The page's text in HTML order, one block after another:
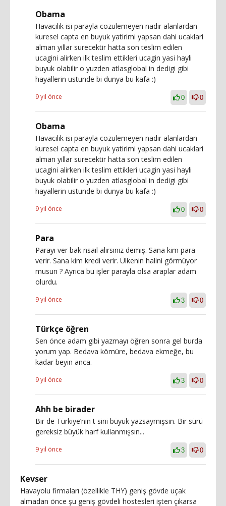
Obama
Havacilik isi parayla cozulemeyen nadir alanlardan
kuresel capta en buyuk yatirimi yapsan dahi ucaklari
alman yillar surecektir hatta son teslim edilen
ucagini alirken ilk teslim ettikleri ucagin yasi hayli
buyuk olabilir o yuzden atlasglobal in dedigi gibi
hayallerin ustunde bi dunya bu kafa :)
9 yıl önce 0 0
Obama
Havacilik isi parayla cozulemeyen nadir alanlardan
kuresel capta en buyuk yatirimi yapsan dahi ucaklari
alman yillar surecektir hatta son teslim edilen
ucagini alirken ilk teslim ettikleri ucagin yasi hayli
buyuk olabilir o yuzden atlasglobal in dedigi gibi
hayallerin ustunde bi dunya bu kafa :)
9 yıl önce 0 0
Para
Parayı ver bak nsaıl alırsınız demiş. Sana kim para
verir. Sana kim kredi verir. Ülkenin halini görmüyor
musun ? Ayrıca bu işler parayla olsa araplar adam
olurdu.
9 yıl önce 3 0
Türkçe öğren
Sen önce adam gibi yazmayı öğren sonra gel burda
yorum yap. Bedava kömüre, bedava ekmeğe, bu
kadar beyin anca.
9 yıl önce 3 0
Ahh be birader
Bir de Türkiye’nin t sini büyük yazsaymışsın. Bir sürü
gereksiz büyük harf kullanmışsın...
9 yıl önce 3 0
Kevser
Havayolu firmaları (özellikle THY) geniş gövde uçak
almadan önce şu geniş gövdeli hostesleri işten çıkarsa